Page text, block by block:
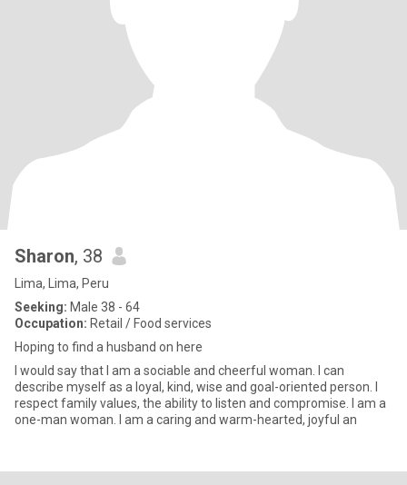
Sharon, 38
Lima, Lima, Peru
Seeking: Male 38 - 64
Occupation: Retail / Food services
Hoping to find a husband on here
I would say that I am a sociable and cheerful woman. I can
describe myself as a loyal, kind, wise and goal-oriented person. I
respect family values, the ability to listen and compromise. I am a
one-man woman. I am a caring and warm-hearted, joyful an